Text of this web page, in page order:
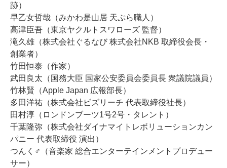
跡）
早乙女哲哉（みかわ是山居 天ぷら職人）
高津臣吾（東京ヤクルトスワローズ 監督）
滝久雄（株式会社ぐるなび 株式会社NKB 取締役会長・
創業者）
竹田恒泰（作家）
武田良太（国務大臣 国家公安委員会委員長 衆議院議員）
竹林賢（Apple Japan 広報部長）
多田洋祐（株式会社ビズリーチ 代表取締役社長）
田村淳（ロンドンブーツ1号2号・タレント）
千葉隆弥（株式会社ダイナマイトレボリューションカン
パニー 代表取締役 演出）
つんく♂（音楽家 総合エンターテインメントプロデュー
サー）